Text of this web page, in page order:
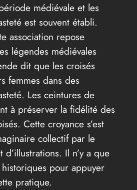
médiévale et les
est souvent établi.
association repose
légendes médiévales
dit que les croisés
femmes dans des
Les ceintures de
à préserver la fidélité des
Cette croyance s’est
collectif par le
Il n’y a que
pour appuyer
pratique.